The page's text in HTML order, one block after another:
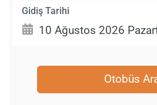
Gidiş Tarihi
Otobüs